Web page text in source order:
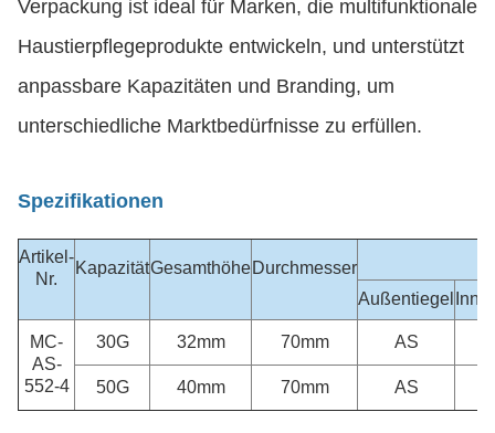
Verpackung ist ideal für Marken, die multifunktionale
Haustierpflegeprodukte entwickeln, und unterstützt
anpassbare Kapazitäten und Branding, um
unterschiedliche Marktbedürfnisse zu erfüllen.
Spezifikationen
Artikel-
Nr.
KapazitätGesamthöheDurchmesser
Außentiegel
MC-
AS-
552-4
30G 32mm 70mm AS
50G 40mm 70mm AS